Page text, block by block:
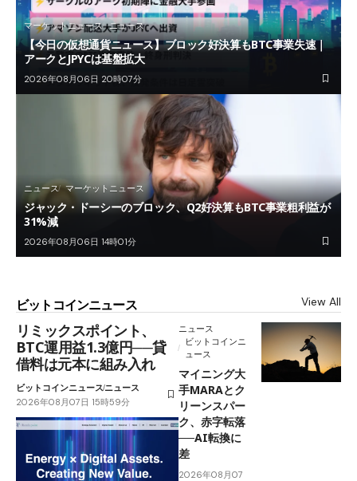
マーケットニュース ニュース
【今日の仮想通貨ニュース】ブロック好決算もBTC事業失速｜
アークとJPYCは基盤拡大
2026年08月06日 20時07分
ニュース マーケットニュース
ジャック・ドーシーのブロック、Q2好決算もBTC事業粗利益が
31%減
2026年08月06日 14時01分
ビットコインニュース View All
リミックスポイント、
BTC運用益1.3億円──貸
借料は元本に組み入れ
ビットコインニュースニュース
2026年08月07日 15時59分
ニュース
ビットコインニ
ュース
マイニング大
手MARAとク
リーンスパー
ク、赤字転落
──AI転換に
差
2026年08月07